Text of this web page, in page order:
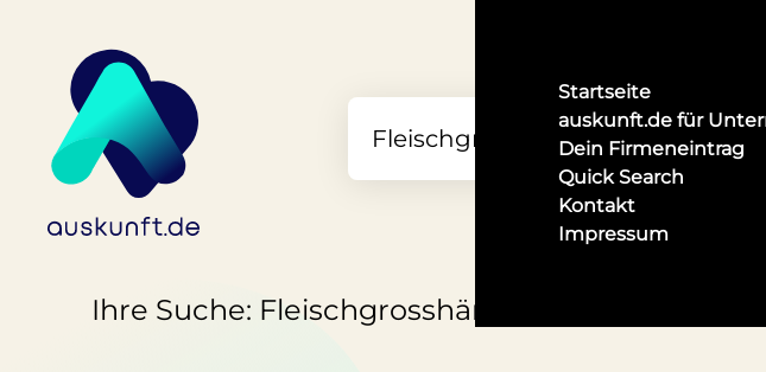
Startseite
auskunft.de für
Dein Firmeneintrag
Quick Search
Kontakt
Impressum
Ihre Suche: Fleischgrosshändler in Hamburg